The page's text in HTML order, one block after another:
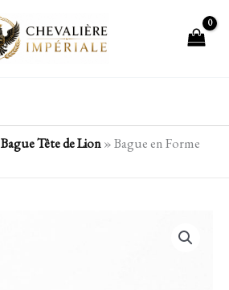
Bague Tête de Lion»Bague en Forme